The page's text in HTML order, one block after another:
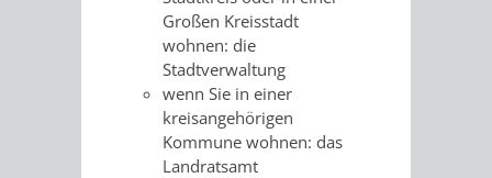
VERMIETE
DOCH
Großen Kreisstadt
wohnen: die
Stadtverwaltung
wenn Sie in einer
kreisangehörigen
Kommune wohnen: das
Landratsamt